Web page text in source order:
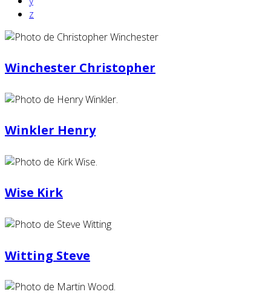
z
Winchester Christopher
Winkler Henry
Wise Kirk
Witting Steve